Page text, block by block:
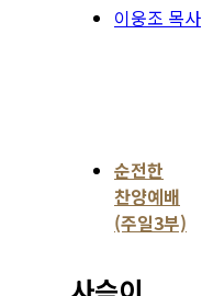
이웅조 목사
순전한
찬양예배
(주일3부)